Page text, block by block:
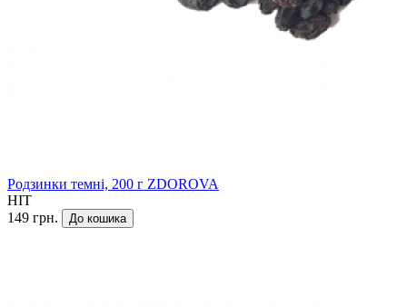
Родзинки темні, 200 г ZDOROVA
HIT
149 грн.
До кошика